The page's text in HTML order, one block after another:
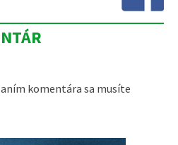
komentára sa musíte